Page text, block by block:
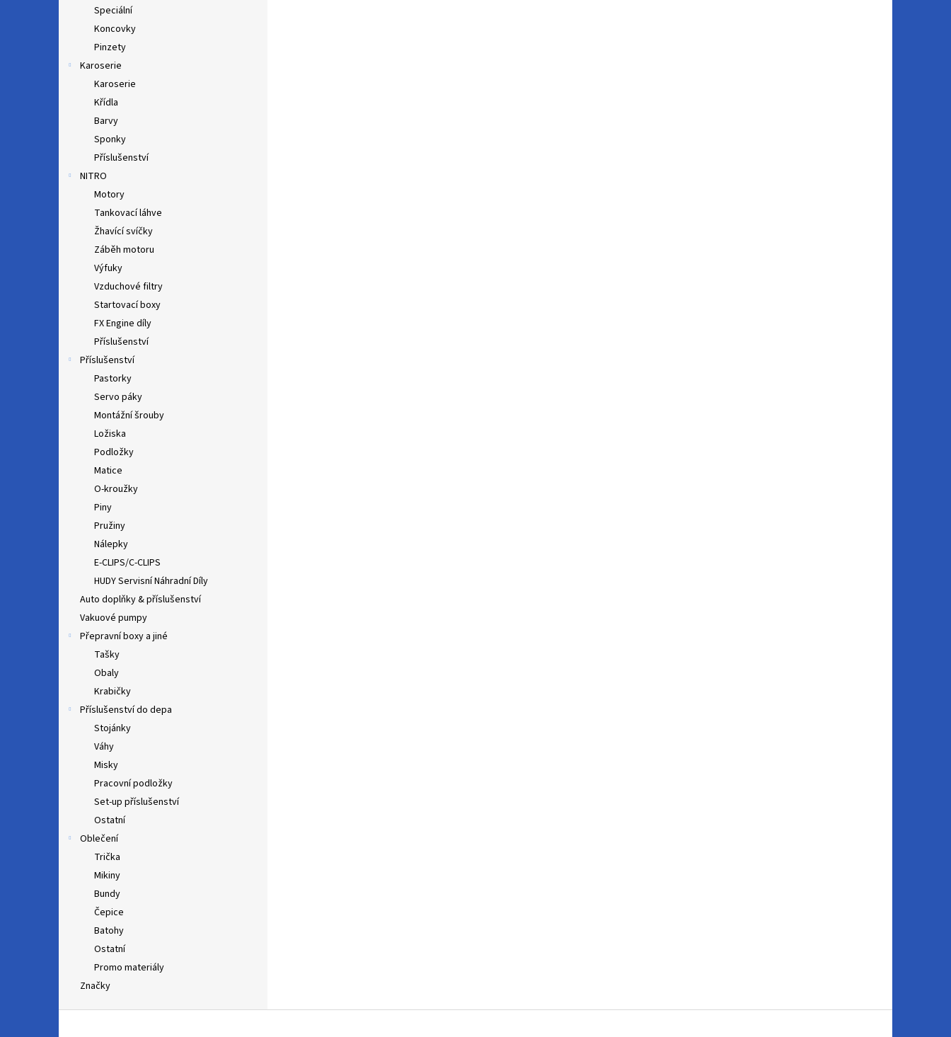
Speciální
Koncovky
Pinzety
Karoserie
Karoserie
Křídla
Barvy
Sponky
Příslušenství
NITRO
Motory
Tankovací láhve
Žhavící svíčky
Záběh motoru
Výfuky
Vzduchové filtry
Startovací boxy
FX Engine díly
Příslušenství
Příslušenství
Pastorky
Servo páky
Montážní šrouby
Ložiska
Podložky
Matice
O-kroužky
Piny
Pružiny
Nálepky
E-CLIPS/C-CLIPS
HUDY Servisní Náhradní Díly
Auto doplňky & příslušenství
Vakuové pumpy
Přepravní boxy a jiné
Tašky
Obaly
Krabičky
Příslušenství do depa
Stojánky
Váhy
Misky
Pracovní podložky
Set-up příslušenství
Ostatní
Oblečení
Trička
Mikiny
Bundy
Čepice
Batohy
Ostatní
Promo materiály
Značky